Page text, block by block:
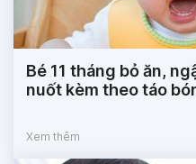
Bé 11 tháng bỏ ăn,
nuốt kèm theo táo
Xem thêm